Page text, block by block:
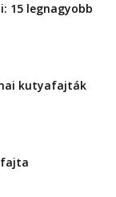
15 legnagyobb
kutyafajták